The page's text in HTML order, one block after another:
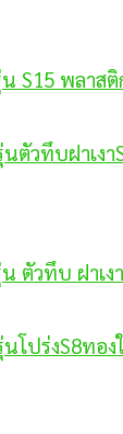
S15 พลาสติ
ตัวทึบ ฝาเง